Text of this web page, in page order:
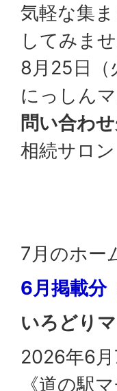
気軽な集
してみま
8月25日（
にっしん
問い合わ
相続サロ
7月のホー
6月掲載分
いろどり
2026年6
《道の駅